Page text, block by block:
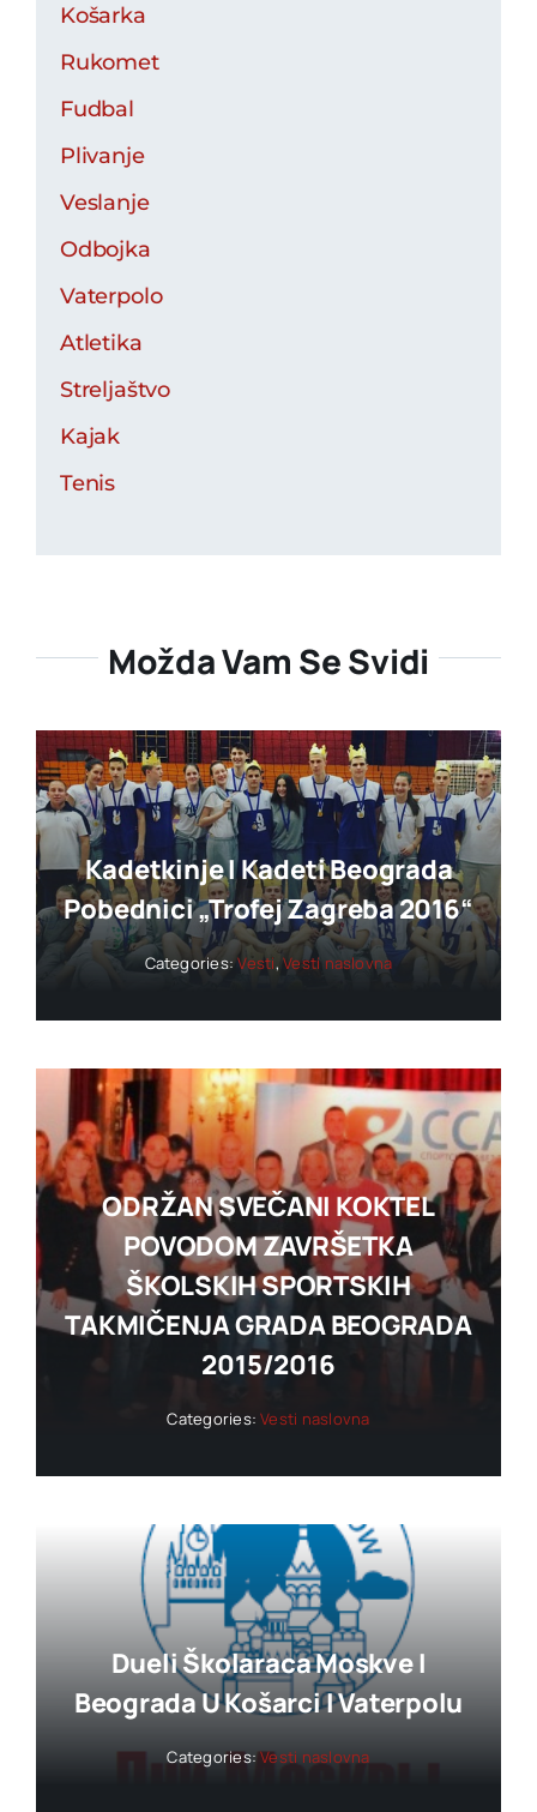
Košarka
Rukomet
Fudbal
Plivanje
Veslanje
Odbojka
Vaterpolo
Atletika
Streljaštvo
Kajak
Tenis
Možda Vam Se Svidi
Kadetkinje I Kadeti Beograda
Pobednici „trofej Zagreba 2016“
Categories:Vesti,Vesti naslovna
ODRŽAN SVEČANI KOKTEL
POVODOM ZAVRŠETKA
ŠKOLSKIH SPORTSKIH
TAKMIČENJA GRADA BEOGRADA
2015/2016
Categories:Vesti naslovna
Dueli Školaraca Moskve I
Beograda U Košarci I Vaterpolu
Categories:Vesti naslovna